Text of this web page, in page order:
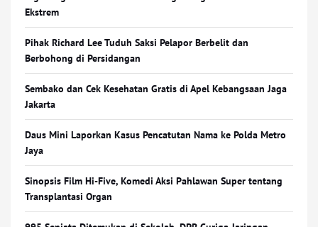
Ekstrem
Pihak Richard Lee Tuduh Saksi Pelapor Berbelit dan
Berbohong di Persidangan
Sembako dan Cek Kesehatan Gratis di Apel Kebangsaan Jaga
Jakarta
Daus Mini Laporkan Kasus Pencatutan Nama ke Polda Metro
Jaya
Sinopsis Film Hi-Five, Komedi Aksi Pahlawan Super tentang
Transplantasi Organ